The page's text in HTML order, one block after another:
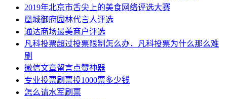
2019年北京市舌尖上的美食网络评选大赛
凰城御府园林代言人评选
通达商场最美商户评选
凡科投票超过投票限制怎么办，凡科投票为什么那么难
刷
微信文章留言点赞神器
专业投票刷票投1000票多少钱
怎么请水军刷票